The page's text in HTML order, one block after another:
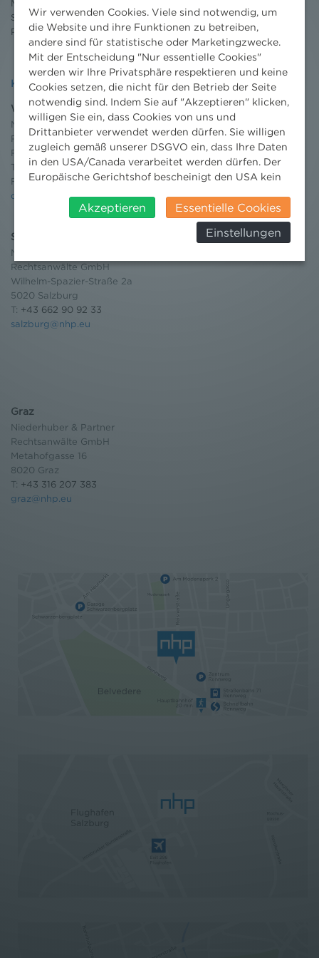
Moot Court
Stipendium
Pressebereich
Kontakt
Wien
Niederhuber & Partner
Rechtsanwälte GmbH
Reisnerstraße 53, 1030 Wien
T:
+43 1 513 21 24-0
F: +43 1 513 21 24-300
office@nhp.eu
Salzburg
Niederhuber & Partner
Rechtsanwälte GmbH
Wilhelm-Spazier-Straße 2a
5020 Salzburg
T: +43 662 90 92 33
salzburg@nhp.eu
Graz
Niederhuber & Partner
Rechtsanwälte GmbH
Metahofgasse 16
8020 Graz
T: +43 316 207 383
graz@nhp.eu
Wir verwenden Cookies. Viele sind notwendig, um
die Website und ihre Funktionen zu betreiben,
andere sind für statistische oder Marketingzwecke.
Mit der Entscheidung "Nur essentielle Cookies"
werden wir Ihre Privatsphäre respektieren und keine
Cookies setzen, die nicht für den Betrieb der Seite
notwendig sind. Indem Sie auf "Akzeptieren" klicken,
willigen Sie ein, dass Cookies von uns und
Drittanbieter verwendet werden dürfen. Sie willigen
zugleich gemäß unserer DSGVO ein, dass Ihre Daten
in den USA/Canada verarbeitet werden dürfen. Der
Europäische Gerichtshof bescheinigt den USA kein
insbesondere das Risiko, dass ihre Daten durch US-
Behörden, zu Kontroll- und zu
Überwachungszwecken, verarbeitet werden und
werden können. Zudem finden Sie am
Bildschirmrand ein Cookie-Icon wo Sie jederzeit Ihre
Einwilligung widerrufen und Widerspruch ausüben.
Weitere Infomationen finden Sie hier:
Datenschutzerklärung
Akzeptieren
Essentielle Cookies
Einstellungen